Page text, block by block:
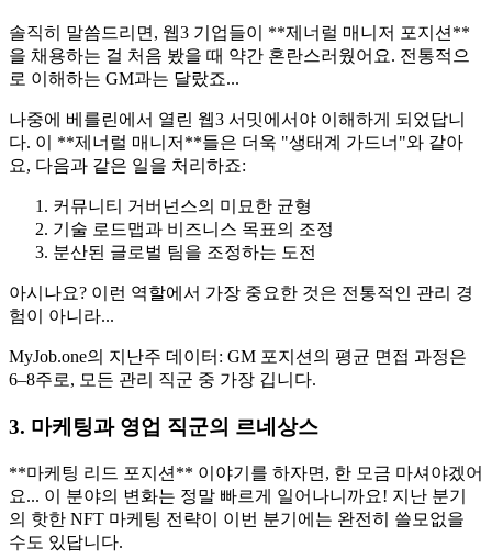
솔직히 말씀드리면, 웹3 기업들이 **제너럴 매니저 포지션**
을 채용하는 걸 처음 봤을 때 약간 혼란스러웠어요. 전통적으
로 이해하는 GM과는 달랐죠...
나중에 베를린에서 열린 웹3 서밋에서야 이해하게 되었답니
다. 이 **제너럴 매니저**들은 더욱 "생태계 가드너"와 같아
요, 다음과 같은 일을 처리하죠:
커뮤니티 거버넌스의 미묘한 균형
기술 로드맵과 비즈니스 목표의 조정
분산된 글로벌 팀을 조정하는 도전
아시나요? 이런 역할에서 가장 중요한 것은 전통적인 관리 경
험이 아니라...
MyJob.one의 지난주 데이터: GM 포지션의 평균 면접 과정은
6–8주로, 모든 관리 직군 중 가장 깁니다.
3. 마케팅과 영업 직군의 르네상스
**마케팅 리드 포지션** 이야기를 하자면, 한 모금 마셔야겠어
요... 이 분야의 변화는 정말 빠르게 일어나니까요! 지난 분기
의 핫한 NFT 마케팅 전략이 이번 분기에는 완전히 쓸모없을
수도 있답니다.